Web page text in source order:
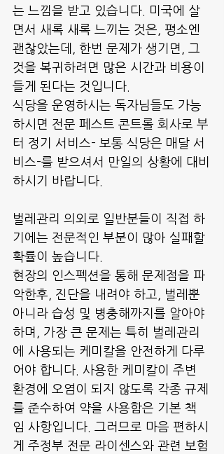
는 느낌을 받고 있습니다. 미국에 살
면서 새록 새록 느끼는 것은, 평소엔
괜찮았는데, 한번 문제가 생기면, 그
것을 복귀하려면 많은 시간과 비용이
들게 된다는 것입니다.
식당을 운영하시는 독자님들도 가능
하시면 전문 페스트 콘트롤 회사로 부
터 정기 서비스- 보통 식당은 매달 서
비스-를 받으셔서 만일의 상황에 대비
하시기 바랍니다.
벌레관리 의외로 일반분들이 직접 하
기에는 전문적인 부분이 많아 실패할
확률이 높습니다.
현장의 인스펙션을 통해 문제점을 파
악한후, 진단을 내려야 하고, 벌레뿐
아니라 습성 및 병충해까지를 알아야
하며, 가장 큰 문제는 특히 벌레관리
에 사용되는 케미칼을 안전하게 다루
어야 합니다. 사용한 케미칼이 주변
환경에 오염이 되지 않도록 각종 규제
를 준수하여 약을 사용함은 기본 책
임 사항입니다. 그러므로 마음 편하시
게 주정부 전문 라이센스와 관련 보험